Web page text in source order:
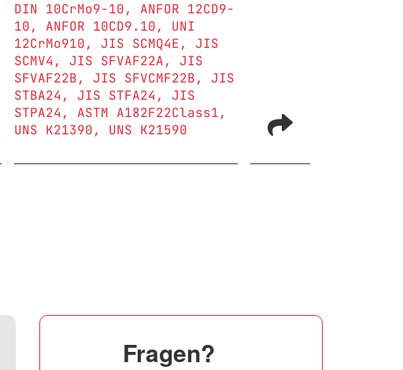
DIN 10CrMo9-10
ANFOR 12CD9-
10
ANFOR 10CD9.10
UNI
12CrMo910
JIS SCMQ4E
JIS
SCMV4
JIS SFVAF22A
JIS
SFVAF22B
JIS SFVCMF22B
JIS
STBA24
JIS STFA24
JIS
STPA24
ASTM A182F22Class1
UNS K21390
UNS K21590
Fragen?